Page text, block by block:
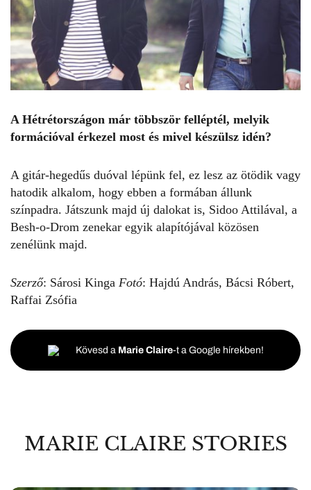
A Hétrétországon már többször felléptél, melyik
formációval érkezel most és mivel készülsz idén?
A gitár-hegedűs duóval lépünk fel, ez lesz az ötödik vagy
hatodik alkalom, hogy ebben a formában állunk
színpadra. Játszunk majd új dalokat is, Sidoo Attilával, a
Besh-o-Drom zenekar egyik alapítójával közösen
zenélünk majd.
Szerző: Sárosi Kinga Fotó: Hajdú András, Bácsi Róbert,
Raffai Zsófia
Kövesd a Marie Claire-t a Google hírekben!
MARIE CLAIRE STORIES